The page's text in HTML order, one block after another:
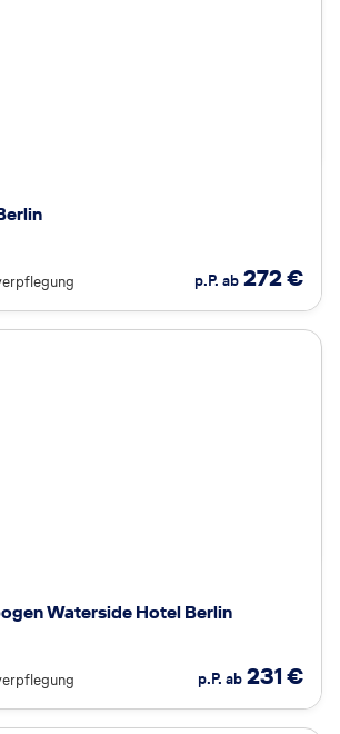
p.P. ab 272€
Waterside Hotel Berlin
p.P. ab 231€